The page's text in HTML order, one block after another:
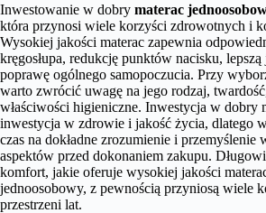
Inwestowanie w dobry materac
która przynosi wiele korzyści zdrowotnych i
Wysokiej jakości materac zapewnia
kręgosłupa, redukcję punktów nacisku, lepszą
poprawę ogólnego samopoczucia. Przy
warto zwrócić uwagę na jego rodzaj,
właściwości higieniczne. Inwestycja w dobry
inwestycja w zdrowie i jakość życia, dlatego
czas na dokładne zrozumienie i przemyślenie
aspektów przed dokonaniem zakupu.
komfort, jakie oferuje wysokiej jakości
jednoosobowy, z pewnością przyniosą wiele
przestrzeni lat.